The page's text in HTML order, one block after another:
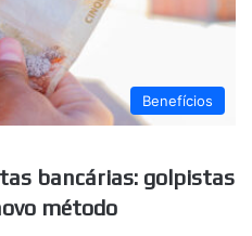
Benefícios
bancárias: golpistas
método